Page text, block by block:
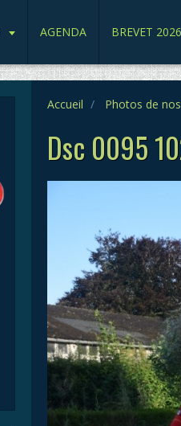
AGENDA BREVET 2026
Accueil Photos de
Dsc 0095